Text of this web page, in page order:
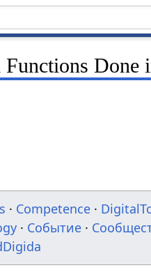
Done
· Competence ·
· Событие ·